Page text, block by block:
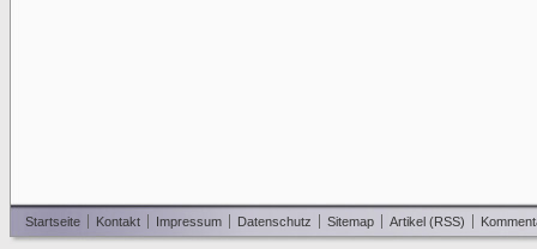
Startseite Kontakt Impressum Datenschutz Sitemap Artikel (RSS)